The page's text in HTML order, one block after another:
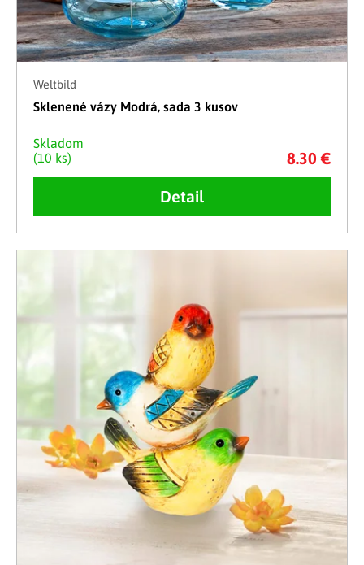
Weltbild
Sklenené vázy Modrá, sada 3 kusov
Skladom
(10 ks)
8.30 €
Detail